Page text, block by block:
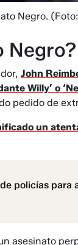
Negro.
Negro?
John
Willy’ o
pedido de
un
policías para
asesinato